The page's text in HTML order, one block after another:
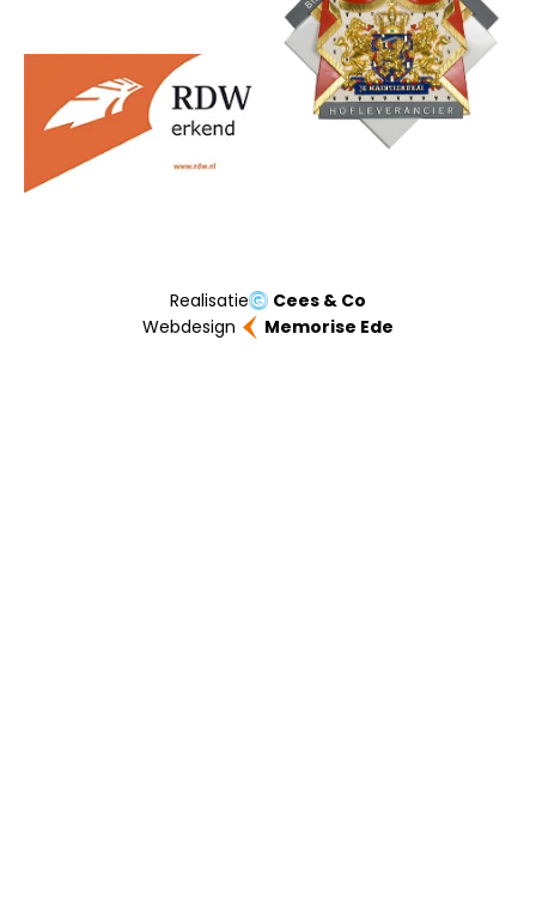
Realisatie
Cees & Co
Webdesign
Memorise Ede